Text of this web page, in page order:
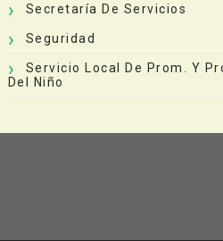
Secretaría De Servicios
Seguridad
Servicio Local De Prom. Y
Del Niño